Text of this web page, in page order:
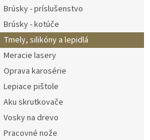
Brúsky - príslušenstvo
Brúsky - kotúče
Tmely, silikóny a lepidlá
Meracie lasery
Oprava karosérie
Lepiace pištole
Aku skrutkovače
Vosky na drevo
Pracovné nože